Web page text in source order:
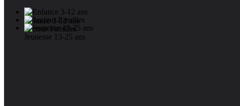
Enfance 3-12 ans
Secteur Familles
Jeunesse 13-25 ans